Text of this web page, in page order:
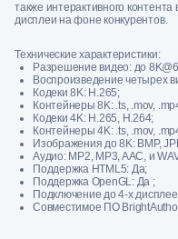
также интерактивного
дисплеи на фоне конкурентов.
Технические характеристики:
Разрешение видео: до
Воспроизведение четырех
Кодеки 8K: H.265;
Контейнеры 8K: .ts, .mov,
Кодеки 4K: H.265, H.264;
Контейнеры 4K: .ts, .mov,
Изображения до 8K: BMP,
Аудио: MP2, MP3, AAC, и
Поддержка HTML5: Да;
Поддержка OpenGL: Да ;
Подключение до 4-х
Совместимое ПО